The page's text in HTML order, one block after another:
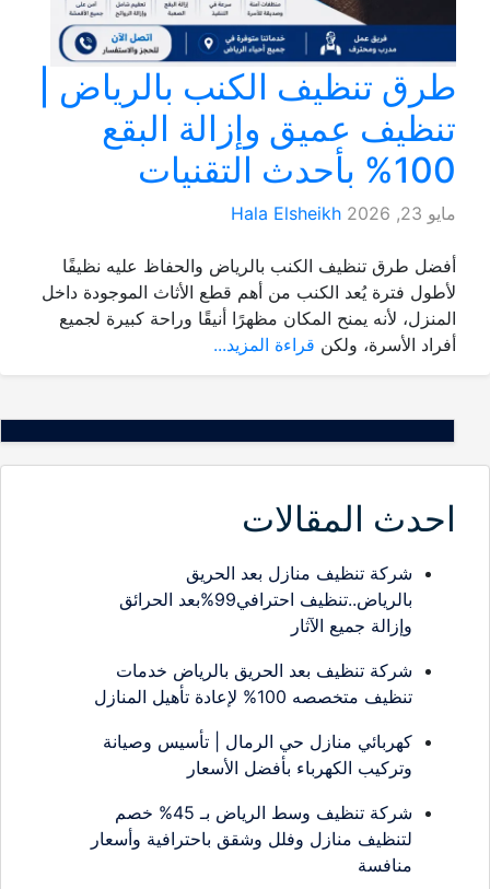
طرق تنظيف الكنب بالرياض |
تنظيف عميق وإزالة البقع
100% بأحدث التقنيات
مايو 23, 2026 Hala Elsheikh
أفضل طرق تنظيف الكنب بالرياض والحفاظ عليه نظيفًا
لأطول فترة يُعد الكنب من أهم قطع الأثاث الموجودة داخل
المنزل، لأنه يمنح المكان مظهرًا أنيقًا وراحة كبيرة لجميع
أفراد الأسرة، ولكن قراءة المزيد...
احدث المقالات
شركة تنظيف منازل بعد الحريق
بالرياض..تنظيف احترافي99%بعد الحرائق
وإزالة جميع الآثار
شركة تنظيف بعد الحريق بالرياض خدمات
تنظيف متخصصه 100% لإعادة تأهيل المنازل
كهربائي منازل حي الرمال | تأسيس وصيانة
وتركيب الكهرباء بأفضل الأسعار
شركة تنظيف وسط الرياض بـ 45% خصم
لتنظيف منازل وفلل وشقق باحترافية وأسعار
منافسة